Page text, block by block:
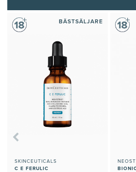
BÄSTSÄLJARE
SKINCEUTICALS
C E FERULIC